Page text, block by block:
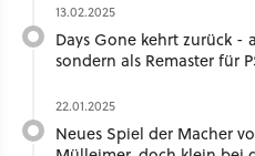
13.02.2025
Days Gone kehrt zurück -
sondern als Remaster für
22.01.2025
Neues Spiel der Macher